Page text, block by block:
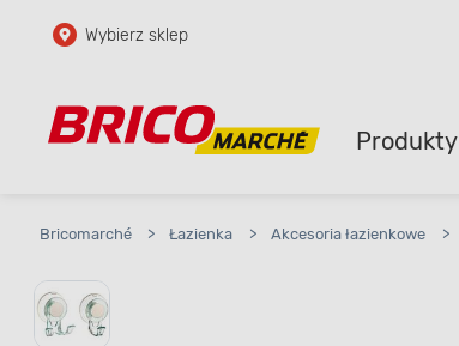
Przejdź do głównej zawartości
Przejdź do wyszukiwarki
Wybierz sklep
Produkty
Bricomarché > Łazienka > Akcesoria łazienkowe >